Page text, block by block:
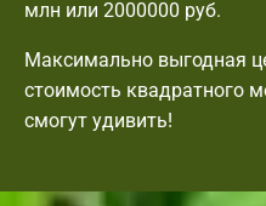
млн или 2000000 руб.
Максимально выгодная
стоимость квадратного
смогут удивить!